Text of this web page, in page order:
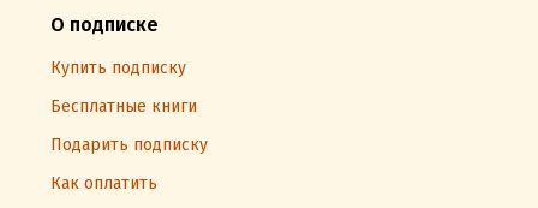
О подписке
Купить подписку
Бесплатные книги
Подарить подписку
Как оплатить